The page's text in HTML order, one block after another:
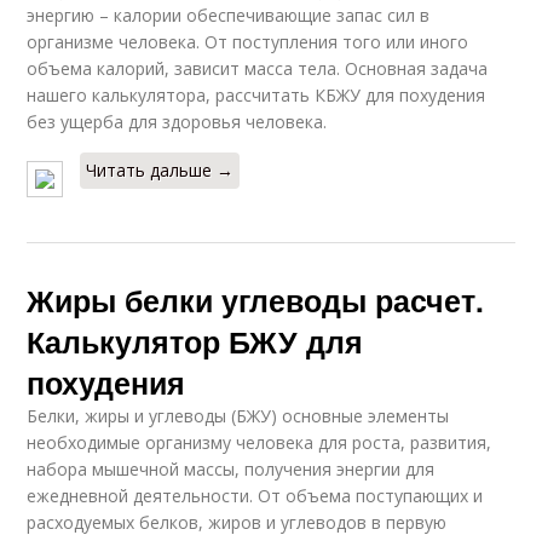
энергию – калории обеспечивающие запас сил в
организме человека. От поступления того или иного
объема калорий, зависит масса тела. Основная задача
нашего калькулятора, рассчитать КБЖУ для похудения
без ущерба для здоровья человека.
Читать дальше →
Жиры белки углеводы расчет.
Калькулятор БЖУ для
похудения
Белки, жиры и углеводы (БЖУ) основные элементы
необходимые организму человека для роста, развития,
набора мышечной массы, получения энергии для
ежедневной деятельности. От объема поступающих и
расходуемых белков, жиров и углеводов в первую